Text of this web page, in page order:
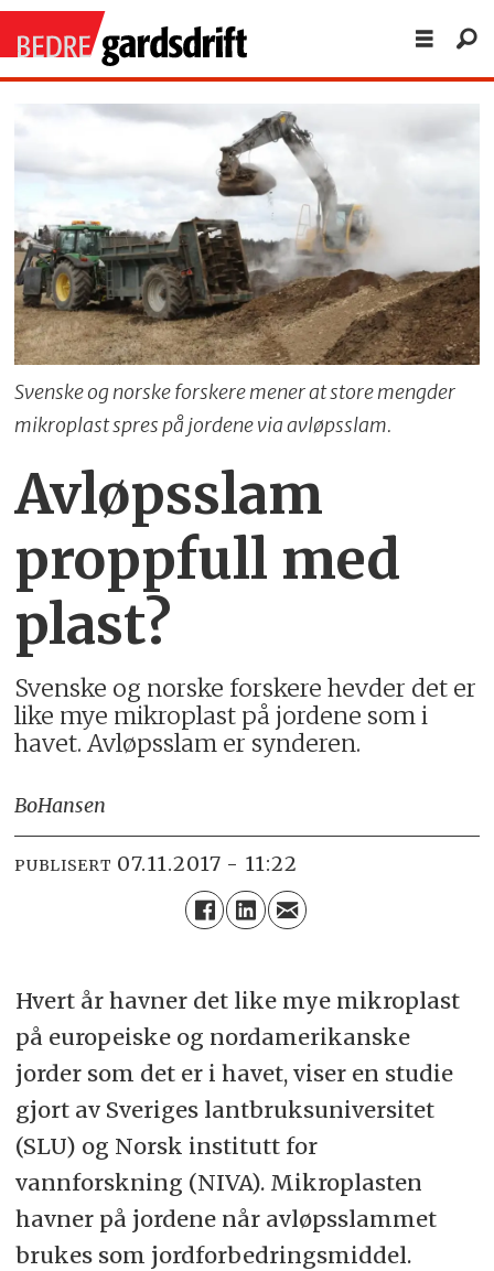
Svenske og norske forskere mener at store mengder
mikroplast spres på jordene via avløpsslam.
Avløpsslam
proppfull med
plast?
Svenske og norske forskere hevder det er
like mye mikroplast på jordene som i
havet. Avløpsslam er synderen.
BoHansen
PUBLISERT 07.11.2017 - 11:22
Hvert år havner det like mye mikroplast
på europeiske og nordamerikanske
jorder som det er i havet, viser en studie
gjort av Sveriges lantbruksuniversitet
(SLU) og Norsk institutt for
vannforskning (NIVA). Mikroplasten
havner på jordene når avløpsslammet
brukes som jordforbedringsmiddel.